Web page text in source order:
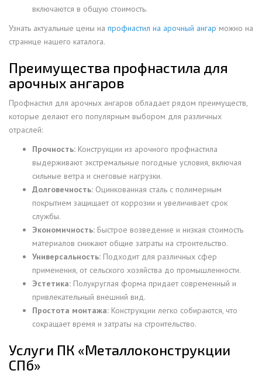
включаются в общую стоимость.
Узнать актуальные цены на профнастил на арочный ангар можно на
странице нашего каталога.
Преимущества профнастила для
арочных ангаров
Профнастил для арочных ангаров обладает рядом преимуществ,
которые делают его популярным выбором для различных
отраслей:
Прочность: Конструкции из арочного профнастила
выдерживают экстремальные погодные условия, включая
сильные ветра и снеговые нагрузки.
Долговечность: Оцинкованная сталь с полимерным
покрытием защищает от коррозии и увеличивает срок
службы.
Экономичность: Быстрое возведение и низкая стоимость
материалов снижают общие затраты на строительство.
Универсальность: Подходит для различных сфер
применения, от сельского хозяйства до промышленности.
Эстетика: Полукруглая форма придает современный и
привлекательный внешний вид.
Простота монтажа: Конструкции легко собираются, что
сокращает время и затраты на строительство.
Услуги ПК «Металлоконструкции
СПб»